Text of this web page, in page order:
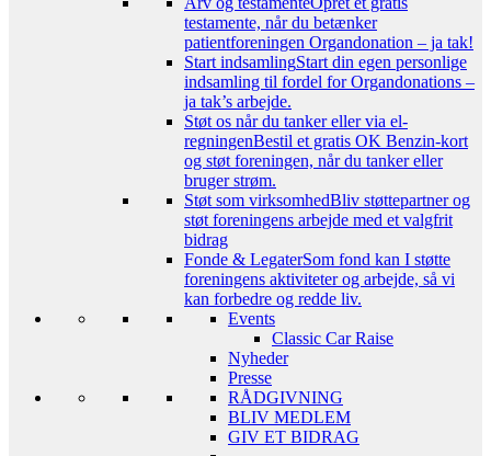
testamente, når du betænker
patientforeningen Organdonation – ja tak!
Start indsamlingStart din egen personlige
indsamling til fordel for Organdonations –
ja tak’s arbejde.
Støt os når du tanker eller via el-
regningenBestil et gratis OK Benzin-kort
og støt foreningen, når du tanker eller
bruger strøm.
Støt som virksomhedBliv støttepartner og
støt foreningens arbejde med et valgfrit
bidrag
Fonde & LegaterSom fond kan I støtte
foreningens aktiviteter og arbejde, så vi
kan forbedre og redde liv.
Events
Classic Car Raise
Nyheder
Presse
RÅDGIVNING
BLIV MEDLEM
GIV ET BIDRAG